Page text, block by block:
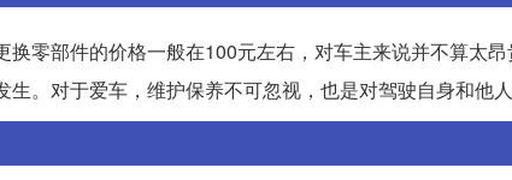
零部件的价格一般在100元左右，对车主来说并不算太
。对于爱车，维护保养不可忽视，也是对驾驶自身和他人